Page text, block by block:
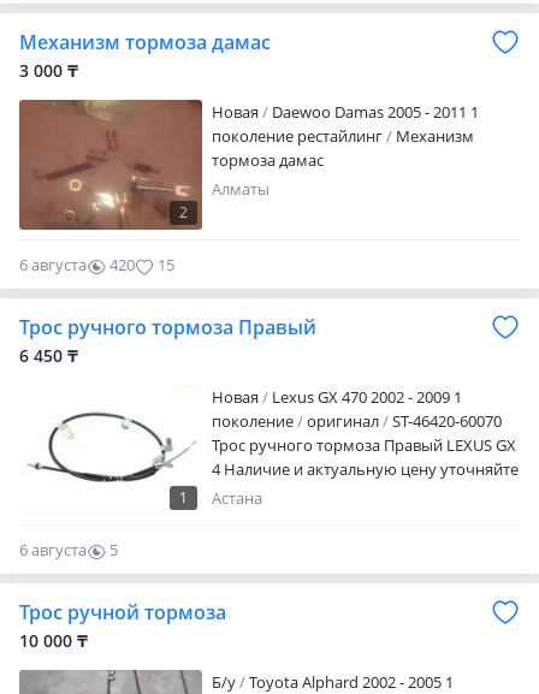
Механизм тормоза дамас
3 000 ₸
2
Новая
Daewoo Damas 2005 - 2011 1
поколение рестайлинг
Механизм
тормоза дамас
Алматы
6 августа 420 15
Трос ручного тормоза Правый
6 450 ₸
1
Новая
Lexus GX 470 2002 - 2009 1
поколение
оригинал
ST-46420-60070
Трос ручного тормоза Правый LEXUS GX
4 Наличие и актуальную цену уточняйте
у менеджера
Астана
6 августа
5
0
Трос ручной тормоза
10 000 ₸
Б/y
Toyota Alphard 2002 - 2005 1